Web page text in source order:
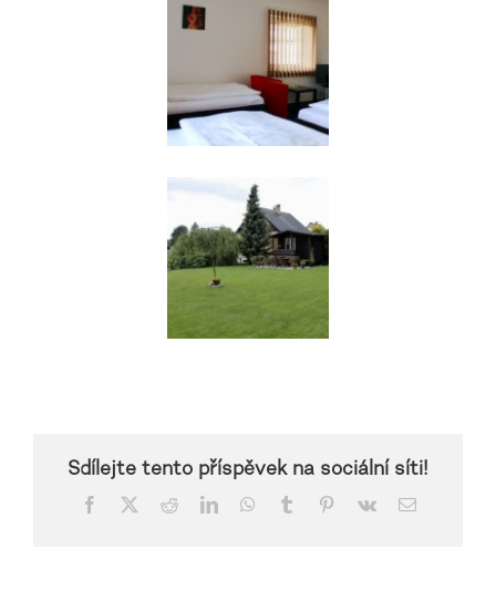
Sdílejte tento příspěvek na sociální síti!
Facebook RedditLinkedInWhatsApp
Tumblr Pinterest
Vk Email